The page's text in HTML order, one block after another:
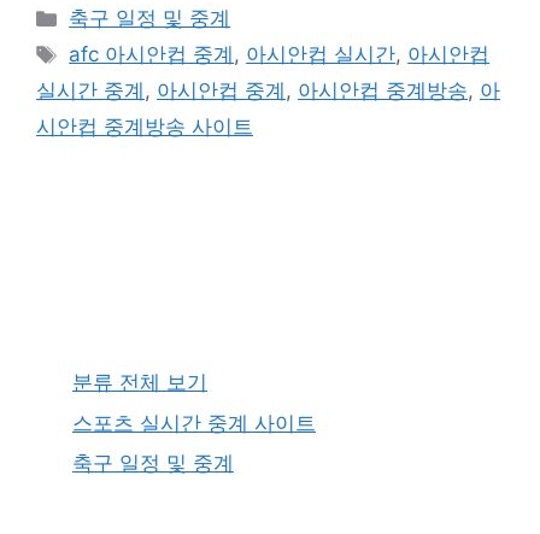
카
테
리
축구 일정 및 중계
태
그
afc 아시안컵 중계 , 아시안컵 실시간, 아시안컵
실시간 중계 , 아시안컵 중계 , 아시안컵 중계방송, 아
시안컵 중계방송 사이트
분류 전체 보기
스포츠 실시간 중계 사이트
축구 일정 및 중계